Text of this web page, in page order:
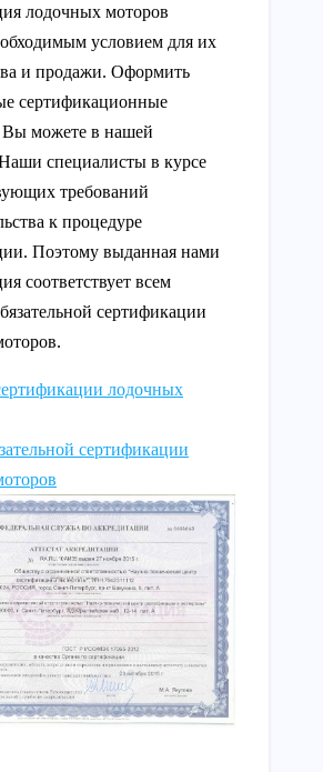
лодочных моторов
условием для их
и продажи. Оформить
сертификационные
можете в нашей
специалисты в курсе
требований
к процедуре
Поэтому выданная нами
соответствует всем
сертификации
лодочных
сертификации